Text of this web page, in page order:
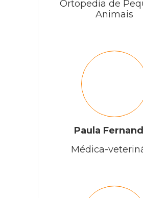
Ortopedia de
Animais
Paula
Médica-